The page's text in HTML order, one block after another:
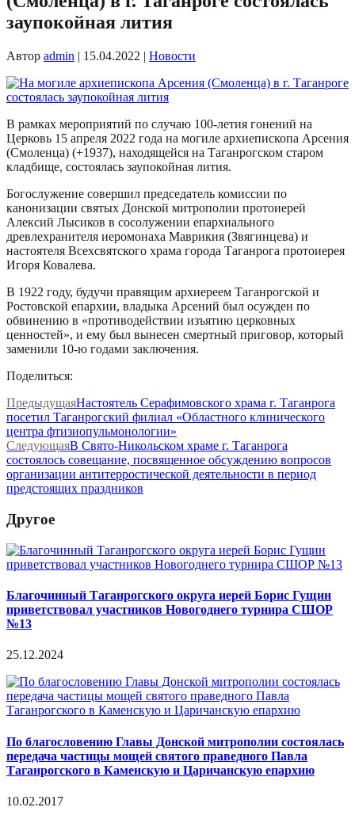
заупокойная лития
Автор admin | 15.04.2022 | Новости
В рамках мероприятий по случаю 100-летия гонений на
Церковь 15 апреля 2022 года на могиле архиепископа Арсения
(Смоленца) (+1937), находящейся на Таганрогском старом
кладбище, состоялась заупокойная лития.
Богослужение совершил председатель комиссии по
канонизации святых Донской митрополии протоиерей
Алексий Лысиков в сосолужении епархиального
древлехранителя иеромонаха Маврикия (Звягинцева) и
настоятеля Всехсвятского храма города Таганрога протоиерея
Игоря Ковалева.
В 1922 году, будучи правящим архиереем Таганрогской и
Ростовской епархии, владыка Арсений был осужден по
обвинению в «противодействии изъятию церковных
ценностей», и ему был вынесен смертный приговор, который
заменили 10-ю годами заключения.
Поделиться:
ПредыдущаяНастоятель Серафимовского храма г. Таганрога
посетил Таганрогский филиал «Областного клинического
центра фтизиопульмонологии»
СледующаяВ Свято-Никольском храме г. Таганрога
состоялось совещание, посвященное обсуждению вопросов
организации антитерростической деятельности в период
предстоящих праздников
Другое
Благочинный Таганрогского округа иерей Борис Гущин
приветствовал участников Новогоднего турнира СШОР
№13
25.12.2024
По благословению Главы Донской митрополии состоялась
передача частицы мощей святого праведного Павла
Таганрогского в Каменскую и Царичанскую епархию
10.02.2017